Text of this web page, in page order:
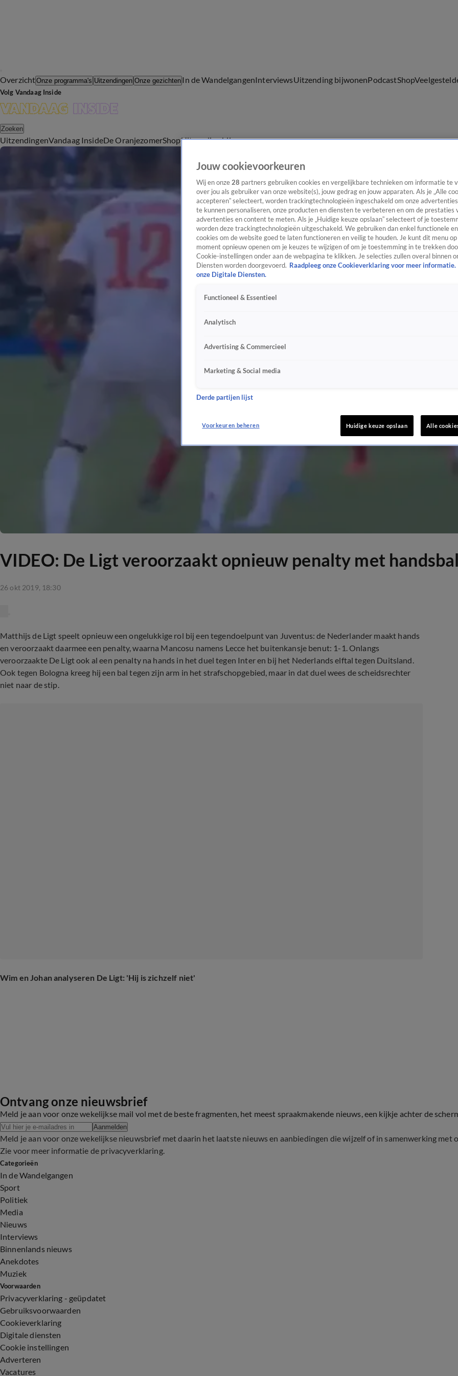
OverzichtOnze programma's Uitzendingen Onze gezichten In de WandelgangenInterviewsUitzending bijwonenPodcastShop
Volg Vandaag Inside
Zoeken
UitzendingenVandaag InsideDe OranjezomerShopUitzending bijwonen
VIDEO: De Ligt veroorzaakt opnieuw penalty met
26 okt 2019, 18:30
Matthijs de Ligt speelt opnieuw een ongelukkige rol bij een tegendoelpunt van Juventus: de Nederlander maakt hands
en veroorzaakt daarmee een penalty, waarna Mancosu namens Lecce het buitenkansje benut: 1-1. Onlangs
veroorzaakte De Ligt ook al een penalty na hands in het duel tegen Inter en bij het Nederlands elftal tegen Duitsland.
Ook tegen Bologna kreeg hij een bal tegen zijn arm in het strafschopgebied, maar in dat duel wees de scheidsrechter
niet naar de stip.
Wim en Johan analyseren De Ligt: 'Hij is zichzelf niet'
Ontvang onze nieuwsbrief
Meld je aan voor onze wekelijkse mail vol met de beste fragmenten, het meest spraakmakende nieuws, een kijkje achter de
Aanmelden
Meld je aan voor onze wekelijkse nieuwsbrief met daarin het laatste nieuws en aanbiedingen die wijzelf of in samenwerking
Zie voor meer informatie de privacyverklaring.
Categorieën
In de Wandelgangen
Sport
Politiek
Media
Nieuws
Interviews
Binnenlands nieuws
Anekdotes
Muziek
Voorwaarden
Privacyverklaring - geüpdatet
Gebruiksvoorwaarden
Cookieverklaring
Digitale diensten
Cookie instellingen
Adverteren
Vacatures
Jouw cookievoorkeuren
Wij en onze 28 partners gebruiken cookies en vergelijkbare technieken om informatie te
over jou als gebruiker van onze website(s), jouw gedrag en jouw apparaten. Als je „Alle
accepteren” selecteert, worden trackingtechnologieën ingeschakeld om onze
te kunnen personaliseren, onze producten en diensten te verbeteren en om de prestaties
advertenties en content te meten. Als je „Huidige keuze opslaan” selecteert of je
worden deze trackingtechnologieën uitgeschakeld. We gebruiken dan enkel functionele
cookies om de website goed te laten functioneren en veilig te houden. Je kunt dit menu
moment opnieuw openen om je keuzes te wijzigen of om je toestemming in te trekken
Cookie-instellingen onder aan de webpagina te klikken. Je selecties zullen overal binnen
Diensten worden doorgevoerd. Raadpleeg onze Cookieverklaring voor meer informatie.
onze Digitale Diensten.
Functioneel & Essentieel
Analytisch
Advertising & Commercieel
Marketing & Social media
Derde partijen lijst
Voorkeuren beheren Huidige keuze opslaan Alle